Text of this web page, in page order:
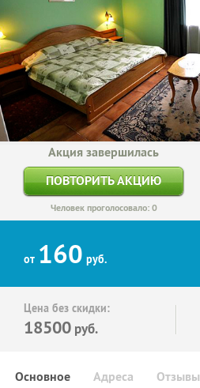
Акция завершилась
ПОВТОРИТЬ АКЦИЮ
Человек проголосовало: 0
от 160 руб.
Цена без скидки:
18500 руб.
Основное Отзывы
Адреса